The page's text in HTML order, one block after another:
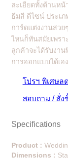
ละเอียดทั้งด้านห
ธีมสี ดีไซน์ ประเ
การ์ดแต่งงานสวย
ไหนก็ทันสมัยเพรา
ลูกค้าจะได้รับงา
การออกแบบได้เอ
โปรฯ พิเศษล
สอบถาม / สั่ง
Specifications
Product :
Dimensions :